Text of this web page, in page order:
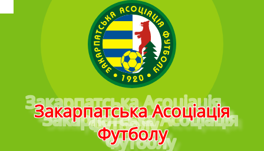
Головне меню
Закарпатська Асоціація
Футболу